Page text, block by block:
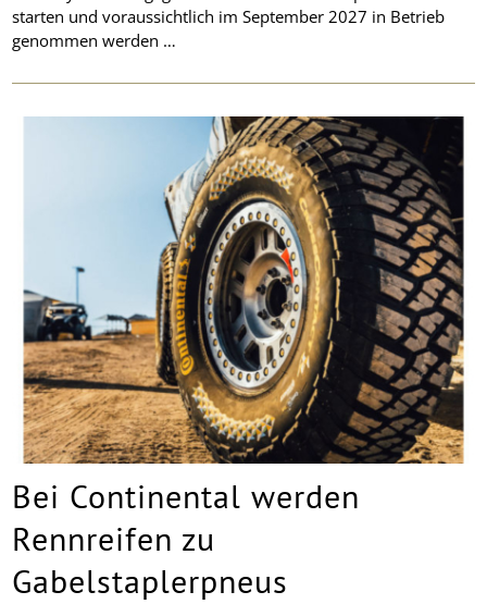
starten und voraussichtlich im September 2027 in Betrieb
genommen werden …
Bei Continental werden
Rennreifen zu
Gabelstaplerpneus